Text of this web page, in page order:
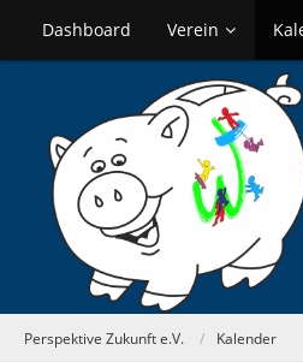
Dashboard Verein
Perspektive Zukunft e.V. Kalender